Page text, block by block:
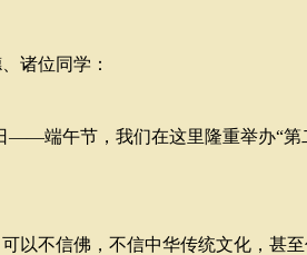
诸位同学：
——端午节，我们在这里隆重举办“第
以不信佛，不信中华传统文化，甚